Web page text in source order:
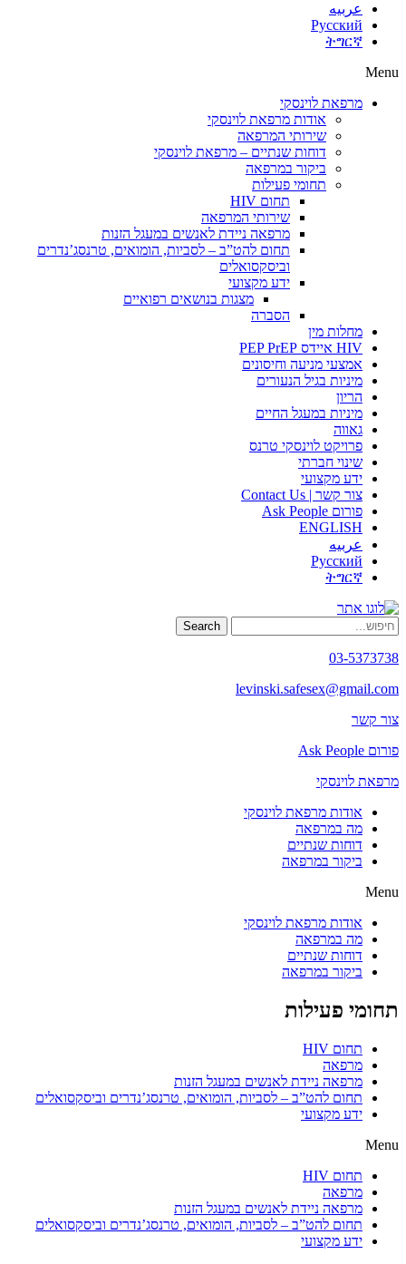
عربيه
Русский
ትግርኛ
Menu
מרפאת לוינסקי
אודות מרפאת לוינסקי
שירותי המרפאה
דוחות שנתיים – מרפאת לוינסקי
ביקור במרפאה
תחומי פעילות
תחום HIV
שירותי המרפאה
מרפאה ניידת לאנשים במעגל הזנות
תחום להט”ב – לסביות, הומואים, טרנסג’נדרים
וביסקסואלים
ידע מקצועי
מצגות בנושאים רפואיים
הסברה
מחלות מין
HIV איידס PEP PrEP
אמצעי מניעה וחיסונים
מיניות בגיל הנעורים
הריון
מיניות במעגל החיים
גאווה
פרויקט לוינסקי טרנס
שינוי חברתי
ידע מקצועי
צור קשר | Contact Us
פורום Ask People
ENGLISH
عربيه
Русский
ትግርኛ
Search
03-5373738
levinski.safesex@gmail.com
צור קשר
פורום Ask People
מרפאת לוינסקי
אודות מרפאת לוינסקי
מה במרפאה
דוחות שנתיים
ביקור במרפאה
Menu
אודות מרפאת לוינסקי
מה במרפאה
דוחות שנתיים
ביקור במרפאה
תחומי פעילות
תחום HIV
מרפאה
מרפאה ניידת לאנשים במעגל הזנות
תחום להט”ב – לסביות, הומואים, טרנסג’נדרים וביסקסואלים
ידע מקצועי
Menu
תחום HIV
מרפאה
מרפאה ניידת לאנשים במעגל הזנות
תחום להט”ב – לסביות, הומואים, טרנסג’נדרים וביסקסואלים
ידע מקצועי